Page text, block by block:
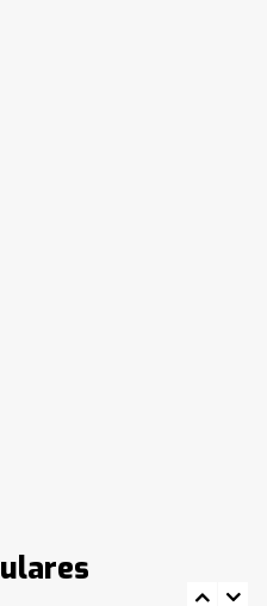
5: falleció un
Lauquen
pesos
de Bahía
que Agosto vendrá
en gran parte
por
de drogas en la